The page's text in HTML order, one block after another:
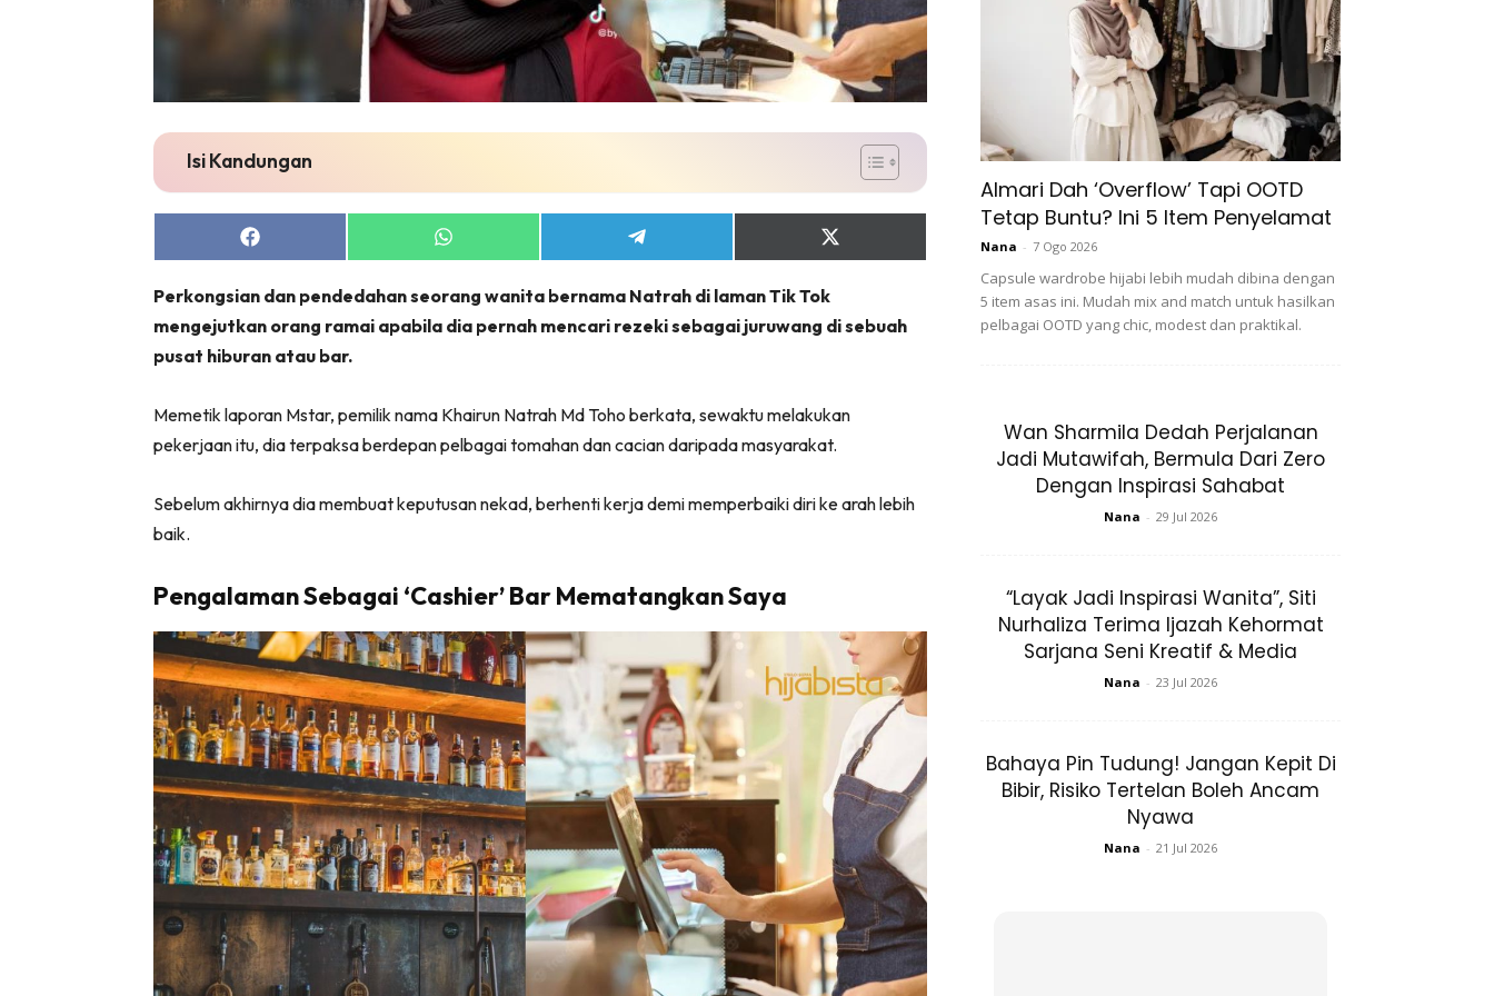
Isi Kandungan
Share
on
Share
on
Share
on
Share
on
(Twitter)
Perkongsian dan pendedahan seorang wanita bernama Natrah di laman Tik Tok
mengejutkan orang ramai apabila dia pernah mencari rezeki sebagai juruwang di sebuah
pusat hiburan atau bar.
Memetik laporan Mstar, pemilik nama Khairun Natrah Md Toho berkata, sewaktu melakukan
pekerjaan itu, dia terpaksa berdepan pelbagai tomahan dan cacian daripada masyarakat.
Sebelum akhirnya dia membuat keputusan nekad, berhenti kerja demi memperbaiki diri ke arah lebih
baik.
Pengalaman Sebagai ‘Cashier’ Bar Mematangkan Saya
Almari Dah ‘Overflow’ Tapi OOTD
Tetap Buntu? Ini 5 Item Penyelamat
Nana - 7 Ogo 2026
Capsule wardrobe hijabi lebih mudah dibina dengan
5 item asas ini. Mudah mix and match untuk hasilkan
pelbagai OOTD yang chic, modest dan praktikal.
Wan Sharmila Dedah Perjalanan
Jadi Mutawifah, Bermula Dari Zero
Dengan Inspirasi Sahabat
Nana - 29 Jul 2026
“Layak Jadi Inspirasi Wanita”, Siti
Nurhaliza Terima Ijazah Kehormat
Sarjana Seni Kreatif & Media
Nana - 23 Jul 2026
Bahaya Pin Tudung! Jangan Kepit Di
Bibir, Risiko Tertelan Boleh Ancam
Nyawa
Nana - 21 Jul 2026